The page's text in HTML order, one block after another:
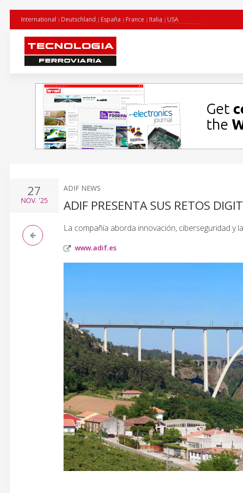
International Deutschland España France Italia USA
27
NOV. '25
ADIF NEWS
ADIF PRESENTA SUS RETOS
La compañía aborda innovación, ciberseguridad y
www.adif.es